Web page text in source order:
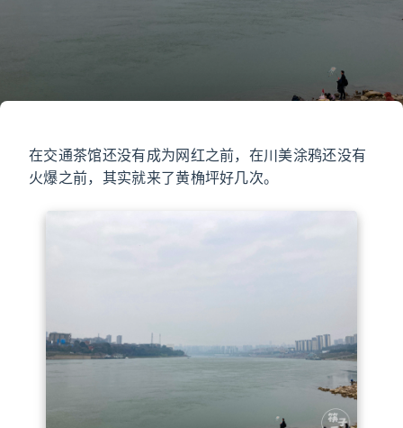
在交通茶馆还没有成为网红之前，在川美涂鸦还没有
火爆之前，其实就来了黄桷坪好几次。